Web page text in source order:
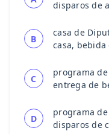
disparos de
B
casa de
casa, bebida
C
programa
entrega de
D
programa
disparos de